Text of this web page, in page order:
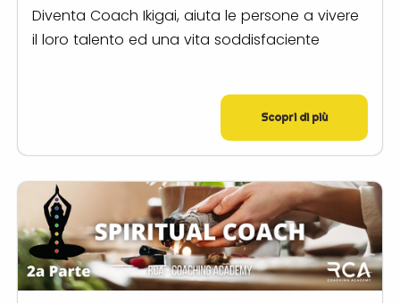
Diventa Coach Ikigai, aiuta le persone a vivere
il loro talento ed una vita soddisfaciente
Scopri di più